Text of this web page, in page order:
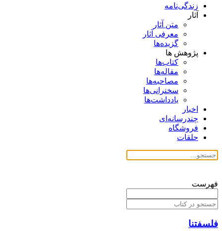
زندگی‌نامه
آثار
متن آثار
معرفی آثار
گزیده‌ها
پژوهش ها
کتاب‌ها
مقاله‌ها
مصاحبه‌ها
سخنرانی‌ها
یادداشت‌ها
اخبار
چندرسانه‌ای
فروشگاه
حلقات
فهرست
فلسفتنا